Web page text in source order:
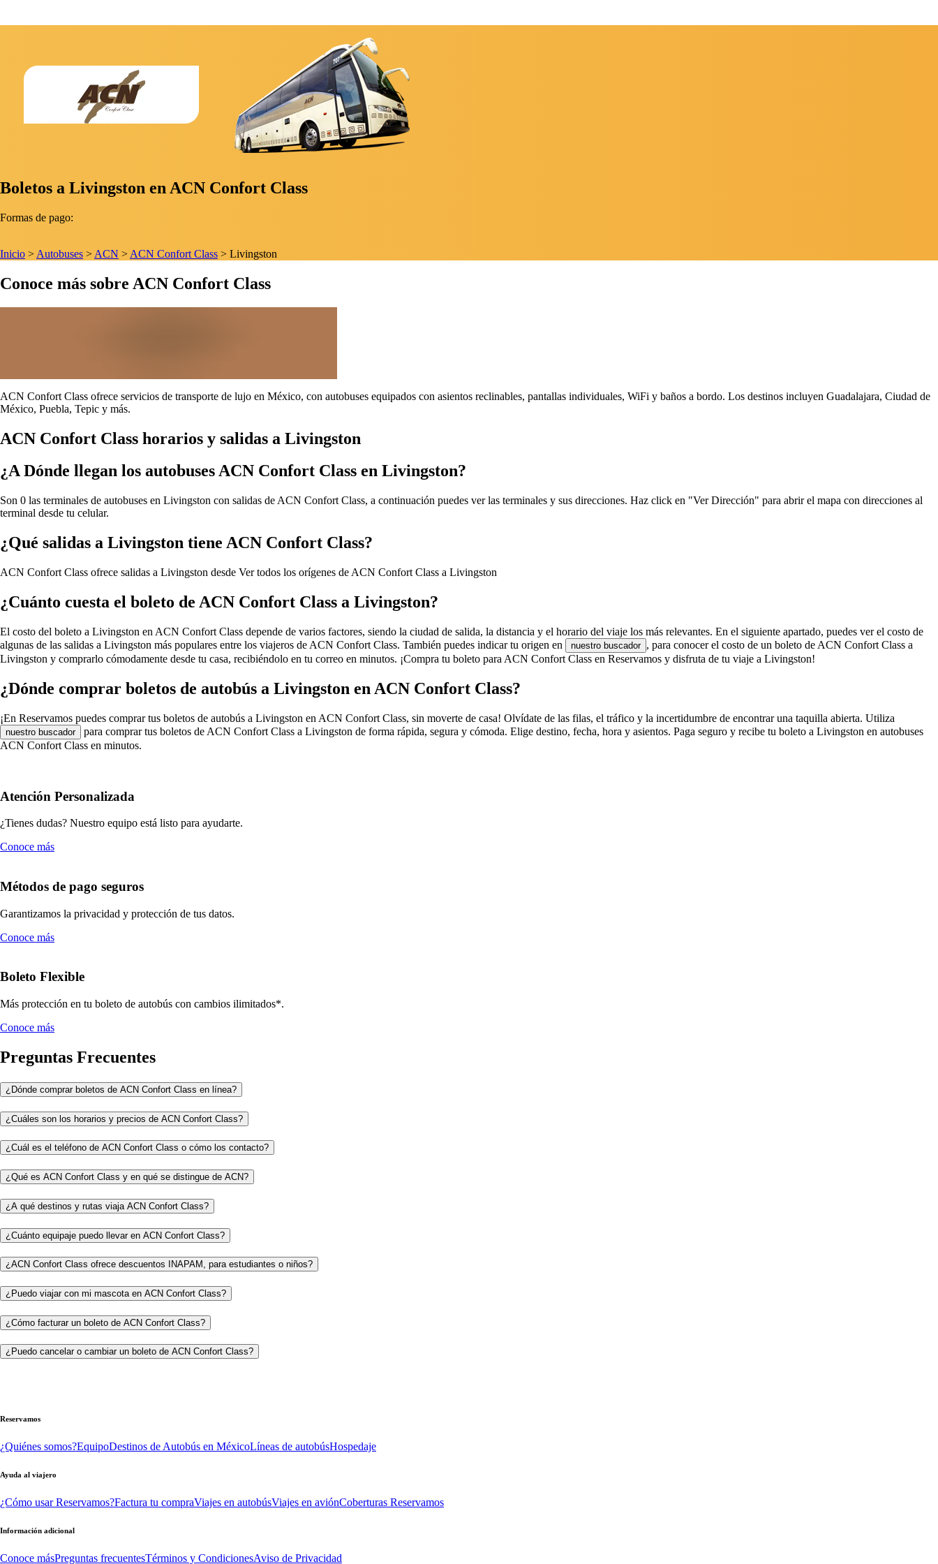
Boletos a Livingston en ACN Confort Class
Formas de pago:
Inicio > Autobuses > ACN > ACN Confort Class > Livingston
Conoce más sobre ACN Confort Class
ACN Confort Class ofrece servicios de transporte de lujo en México, con autobuses equipados con asientos reclinables, pantallas individuales, WiFi y baños a bordo. Los destinos incluyen Guadalajara, Ciudad de
México, Puebla, Tepic y más.
ACN Confort Class horarios y salidas a Livingston
¿A Dónde llegan los autobuses ACN Confort Class en Livingston?
Son 0 las terminales de autobuses en Livingston con salidas de ACN Confort Class, a continuación puedes ver las terminales y sus direcciones. Haz click en "Ver Dirección" para abrir el mapa con direcciones al
terminal desde tu celular.
¿Qué salidas a Livingston tiene ACN Confort Class?
ACN Confort Class ofrece salidas a Livingston desde Ver todos los orígenes de ACN Confort Class a Livingston
¿Cuánto cuesta el boleto de ACN Confort Class a Livingston?
El costo del boleto a Livingston en ACN Confort Class depende de varios factores, siendo la ciudad de salida, la distancia y el horario del viaje los más relevantes. En el siguiente apartado, puedes ver el costo de
algunas de las salidas a Livingston más populares entre los viajeros de ACN Confort Class. También puedes indicar tu origen en
nuestro buscador , para conocer el costo de un boleto de ACN Confort Class a
Livingston y comprarlo cómodamente desde tu casa, recibiéndolo en tu correo en minutos. ¡Compra tu boleto para ACN Confort Class en Reservamos y disfruta de tu viaje a Livingston!
¿Dónde comprar boletos de autobús a Livingston en ACN Confort Class?
¡En Reservamos puedes comprar tus boletos de autobús a Livingston en ACN Confort Class, sin moverte de casa! Olvídate de las filas, el tráfico y la incertidumbre de encontrar una taquilla abierta. Utiliza
nuestro buscador
para comprar tus boletos de ACN Confort Class a Livingston de forma rápida, segura y cómoda. Elige destino, fecha, hora y asientos. Paga seguro y recibe tu boleto a Livingston en autobuses
ACN Confort Class en minutos.
Atención Personalizada
¿Tienes dudas? Nuestro equipo está listo para ayudarte.
Conoce más
Métodos de pago seguros
Garantizamos la privacidad y protección de tus datos.
Conoce más
Boleto Flexible
Más protección en tu boleto de autobús con cambios ilimitados*.
Conoce más
Preguntas Frecuentes
¿Dónde comprar boletos de ACN Confort Class en línea?
¿Cuáles son los horarios y precios de ACN Confort Class?
¿Cuál es el teléfono de ACN Confort Class o cómo los contacto?
¿Qué es ACN Confort Class y en qué se distingue de ACN?
¿A qué destinos y rutas viaja ACN Confort Class?
¿Cuánto equipaje puedo llevar en ACN Confort Class?
¿ACN Confort Class ofrece descuentos INAPAM, para estudiantes o niños?
¿Puedo viajar con mi mascota en ACN Confort Class?
¿Cómo facturar un boleto de ACN Confort Class?
¿Puedo cancelar o cambiar un boleto de ACN Confort Class?
Reservamos
¿Quiénes somos?EquipoDestinos de Autobús en MéxicoLíneas de autobúsHospedaje
Ayuda al viajero
¿Cómo usar Reservamos?Factura tu compraViajes en autobúsViajes en aviónCoberturas Reservamos
Información adicional
Conoce másPreguntas frecuentesTérminos y CondicionesAviso de Privacidad